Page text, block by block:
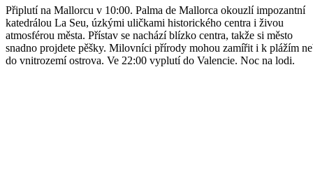
Připlutí na Mallorcu v 10:00. Palma de Mallorca okouzlí impozantní
katedrálou La Seu, úzkými uličkami historického centra i živou
atmosférou města. Přístav se nachází blízko centra, takže si město
snadno projdete pěšky. Milovníci přírody mohou zamířit i k plážím
do vnitrozemí ostrova. Ve 22:00 vyplutí do Valencie. Noc na lodi.